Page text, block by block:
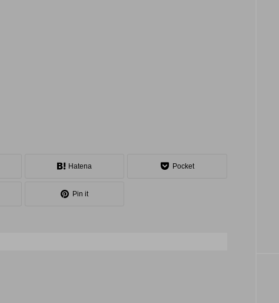
シェーカーカップ スピニングプレート
コンタクトジャグリング
Hatena Pocket
Pin it